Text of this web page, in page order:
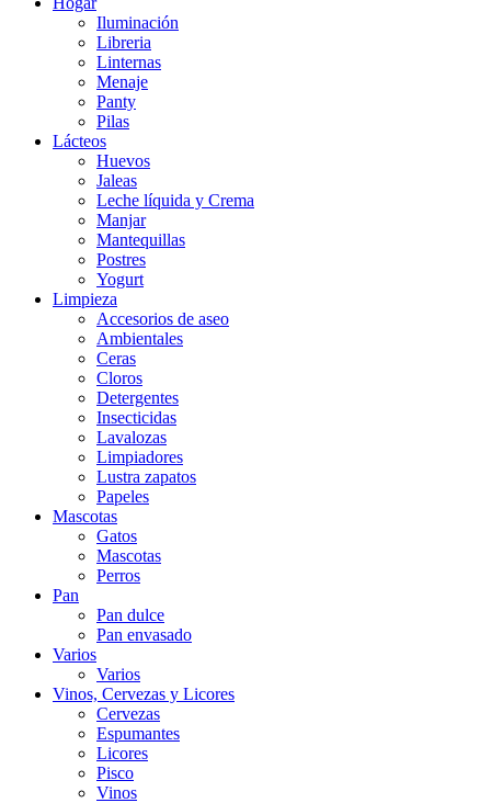
Iluminación
Libreria
Linternas
Menaje
Panty
Pilas
Lácteos
Huevos
Jaleas
Leche líquida y Crema
Manjar
Mantequillas
Postres
Yogurt
Limpieza
Accesorios de aseo
Ambientales
Ceras
Cloros
Detergentes
Insecticidas
Lavalozas
Limpiadores
Lustra zapatos
Papeles
Mascotas
Gatos
Mascotas
Perros
Pan
Pan dulce
Pan envasado
Varios
Varios
Vinos, Cervezas y Licores
Cervezas
Espumantes
Licores
Pisco
Vinos